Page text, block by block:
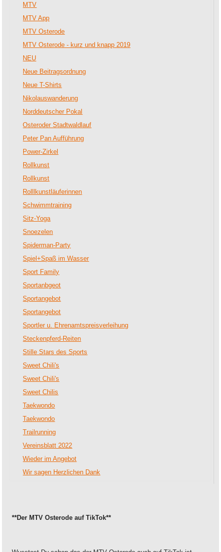
MTV
MTV App
MTV Osterode
MTV Osterode - kurz und knapp 2019
NEU
Neue Beitragsordnung
Neue T-Shirts
Nikolauswanderung
Norddeutscher Pokal
Osteroder Stadtwaldlauf
Peter Pan Aufführung
Power-Zirkel
Rollkunst
Rollkunst
Rolllkunstläuferinnen
Schwimmtraining
Sitz-Yoga
Snoezelen
Spiderman-Party
Spiel+Spaß im Wasser
Sport Family
Sportanbgeot
Sportangebot
Sportangebot
Sportler u. Ehrenamtspreisverleihung
Steckenpferd-Reiten
Stille Stars des Sports
Sweet Chili's
Sweet Chili's
Sweet Chilis
Taekwondo
Taekwondo
Trailrunning
Vereinsblatt 2022
Wieder im Angebot
Wir sagen Herzlichen Dank
**Der MTV Osterode auf TikTok**